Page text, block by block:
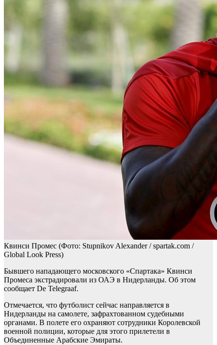
Квинси Промес (Фото: Stupnikov Alexander / spartak.com /
Global Look Press)
Бывшего нападающего московского «Спартака» Квинси
Промеса экстрадировали из ОАЭ в Нидерланды. Об этом
сообщает De Telegraaf.
Отмечается, что футболист сейчас направляется в
Нидерланды на самолете, зафрахтованном судебными
органами. В полете его охраняют сотрудники Королевской
военной полиции, которые для этого прилетели в
Объединенные Арабские Эмираты.